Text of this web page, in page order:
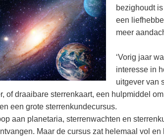
bezighoudt
een
meer
‘Vorig jaar
interesse in
uitgever van
of draaibare sterrenkaart, een hulpmiddel
een grote sterrenkundecursus.
aan planetaria, sterrenwachten en
Maar de cursus zat helemaal vol